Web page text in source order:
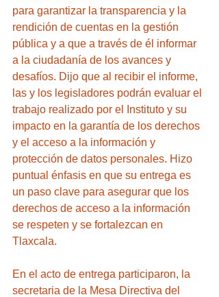
para garantizar la transparencia y la
rendición de cuentas en la gestión
pública y a que a través de él informar
a la ciudadanía de los avances y
desafíos. Dijo que al recibir el informe,
las y los legisladores podrán evaluar el
trabajo realizado por el Instituto y su
impacto en la garantía de los derechos
y el acceso a la información y
protección de datos personales. Hizo
puntual énfasis en que su entrega es
un paso clave para asegurar que los
derechos de acceso a la información
se respeten y se fortalezcan en
Tlaxcala.
En el acto de entrega participaron, la
secretaria de la Mesa Directiva del